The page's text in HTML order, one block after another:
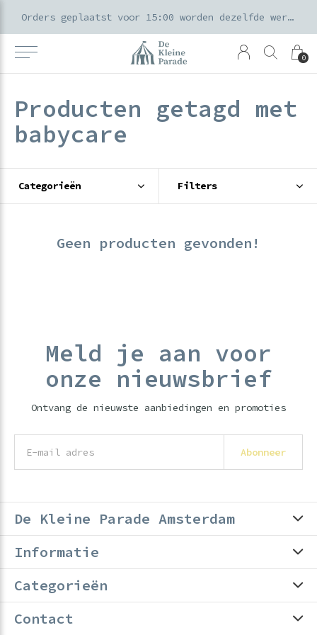
0
Orders geplaatst voor 15:00 worden dezelfde werkdag verzonden
Producten getagd met
babycare
Categorieën Filters
Geen producten gevonden!
Meld je aan voor
onze nieuwsbrief
Ontvang de nieuwste aanbiedingen en promoties
Abonneer
De Kleine Parade Amsterdam
Informatie
Categorieën
Contact